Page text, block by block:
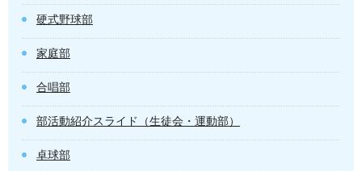
硬式野球部
家庭部
合唱部
部活動紹介スライド（生徒会・運動部）
卓球部